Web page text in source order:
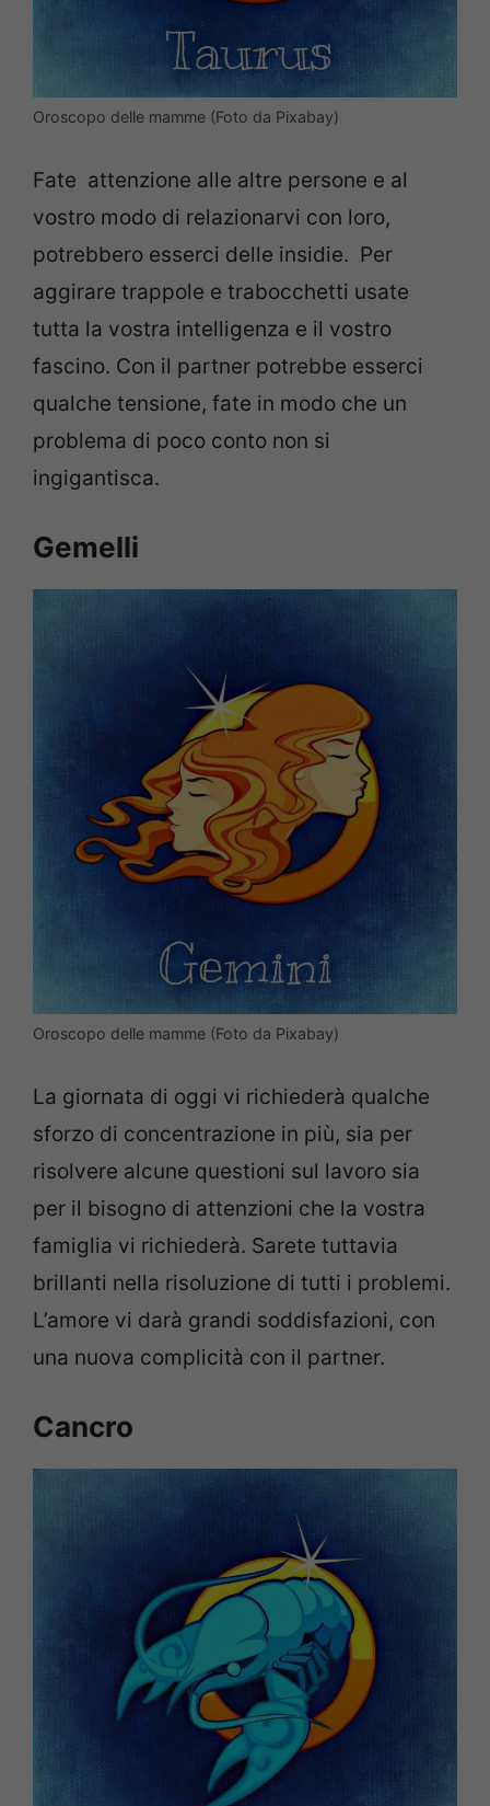
Oroscopo delle mamme (Foto da Pixabay)
Fate attenzione alle altre persone e al
vostro modo di relazionarvi con loro,
potrebbero esserci delle insidie. Per
aggirare trappole e trabocchetti usate
tutta la vostra intelligenza e il vostro
fascino. Con il partner potrebbe esserci
qualche tensione, fate in modo che un
problema di poco conto non si
ingigantisca.
Gemelli
Oroscopo delle mamme (Foto da Pixabay)
La giornata di oggi vi richiederà qualche
sforzo di concentrazione in più, sia per
risolvere alcune questioni sul lavoro sia
per il bisogno di attenzioni che la vostra
famiglia vi richiederà. Sarete tuttavia
brillanti nella risoluzione di tutti i problemi.
L’amore vi darà grandi soddisfazioni, con
una nuova complicità con il partner.
Cancro